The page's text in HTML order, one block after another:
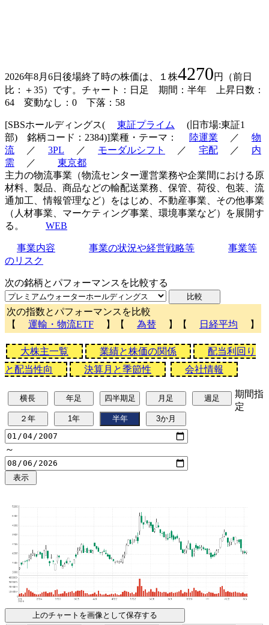
2026年8月6日後場終了時の株価は、１株4270円（前日
比：＋35）です。チャート：日足 期間：半年 上昇日数：
64 変動なし：0 下落：58
[SBSホールディングス( 東証プライム
(旧市場:東証1
部) 銘柄コード：2384)]業種・テーマ：
陸運業 ／
物
流
／ 3PL ／ モーダルシフト ／ 宅配 ／
内
需
／
東京都
主力の物流事業（物流センター運営業務や企業間における原
材料、製品、商品などの輸配送業務、保管、荷役、包装、流
通加工、情報管理など）をはじめ、不動産事業、その他事業
（人材事業、マーケティング事業、環境事業など）を展開す
る。
WEB
事業内容 事業の状況や経営戦略等
事業等
のリスク
次の銘柄とパフォーマンスを比較する
次の指数とパフォーマンスを比較
【
運輸・物流ETF 】【 為替 】【 日経平均 】
大株主一覧 業績と株価の関係
配当利回り
と配当性向
決算月と季節性 会社情報
期間指
定
～